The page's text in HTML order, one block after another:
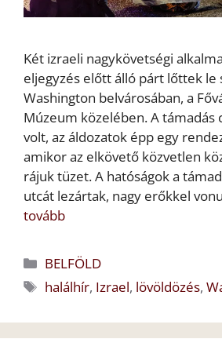
Két izraeli nagykövetségi
eljegyzés előtt álló párt lőttek le
Washington belvárosában, a
Múzeum közelében. A támadás
volt, az áldozatok épp egy
amikor az elkövető közvetlen
rájuk tüzet. A hatóságok a
utcát lezártak, nagy erőkkel
tovább
Kategória
BELFÖLD
Címkék
halálhír, Izrael, lövöldözés,